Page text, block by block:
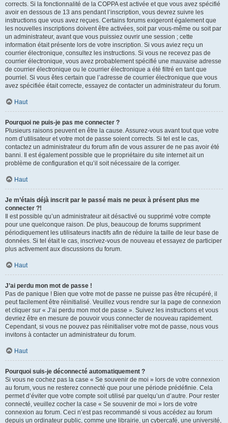
corrects. Si la fonctionnalité de la COPPA est activée et que vous avez spécifié
avoir en dessous de 13 ans pendant l’inscription, vous devrez suivre les
instructions que vous avez reçues. Certains forums exigeront également que
les nouvelles inscriptions doivent être activées, soit par vous-même ou soit par
un administrateur, avant que vous puissiez ouvrir une session ; cette
information était présente lors de votre inscription. Si vous aviez reçu un
courrier électronique, consultez les instructions. Si vous ne recevez pas de
courrier électronique, vous avez probablement spécifié une mauvaise adresse
de courrier électronique ou le courrier électronique a été filtré en tant que
pourriel. Si vous êtes certain que l’adresse de courrier électronique que vous
avez spécifiée était correcte, essayez de contacter un administrateur du forum.
Haut
Pourquoi ne puis-je pas me connecter ?
Plusieurs raisons peuvent en être la cause. Assurez-vous avant tout que votre
nom d’utilisateur et votre mot de passe soient corrects. Si tel est le cas,
contactez un administrateur du forum afin de vous assurer de ne pas avoir été
banni. Il est également possible que le propriétaire du site internet ait un
problème de configuration et qu’il soit nécessaire de la corriger.
Haut
Je m’étais déjà inscrit par le passé mais ne peux à présent plus me
connecter ?!
Il est possible qu’un administrateur ait désactivé ou supprimé votre compte
pour une quelconque raison. De plus, beaucoup de forums suppriment
périodiquement les utilisateurs inactifs afin de réduire la taille de leur base de
données. Si tel était le cas, inscrivez-vous de nouveau et essayez de participer
plus activement aux discussions du forum.
Haut
J’ai perdu mon mot de passe !
Pas de panique ! Bien que votre mot de passe ne puisse pas être récupéré, il
peut facilement être réinitialisé. Veuillez vous rendre sur la page de connexion
et cliquer sur « J’ai perdu mon mot de passe ». Suivez les instructions et vous
devriez être en mesure de pouvoir vous connecter de nouveau rapidement.
Cependant, si vous ne pouvez pas réinitialiser votre mot de passe, nous vous
invitons à contacter un administrateur du forum.
Haut
Pourquoi suis-je déconnecté automatiquement ?
Si vous ne cochez pas la case « Se souvenir de moi » lors de votre connexion
au forum, vous ne resterez connecté que pour une période prédéfinie. Cela
permet d’éviter que votre compte soit utilisé par quelqu’un d’autre. Pour rester
connecté, veuillez cocher la case « Se souvenir de moi » lors de votre
connexion au forum. Ceci n’est pas recommandé si vous accédez au forum
depuis un ordinateur public, comme une librairie, un cybercafé, une université,